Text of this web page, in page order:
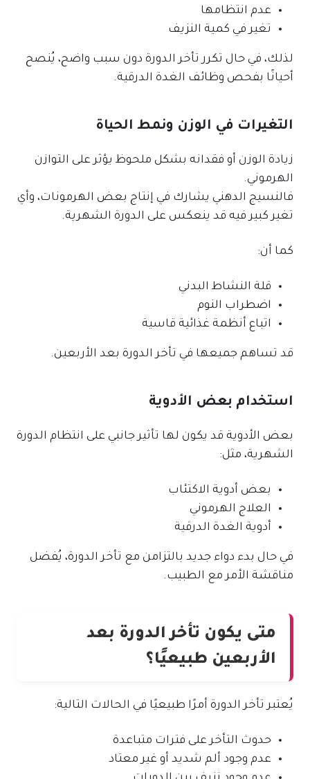
عدم انتظامها
تغير في كمية النزيف
لذلك، في حال تكرر تأخر الدورة دون سبب واضح، يُنصح
أحيانًا بفحص وظائف الغدة الدرقية.
التغيرات في الوزن ونمط الحياة
زيادة الوزن أو فقدانه بشكل ملحوظ يؤثر على التوازن
الهرموني.
فالنسيج الدهني يشارك في إنتاج بعض الهرمونات، وأي
تغير كبير فيه قد ينعكس على الدورة الشهرية.
كما أن:
قلة النشاط البدني
اضطراب النوم
اتباع أنظمة غذائية قاسية
قد تساهم جميعها في تأخر الدورة بعد الأربعين.
استخدام بعض الأدوية
بعض الأدوية قد يكون لها تأثير جانبي على انتظام الدورة
الشهرية، مثل:
بعض أدوية الاكتئاب
العلاج الهرموني
أدوية الغدة الدرقية
في حال بدء دواء جديد بالتزامن مع تأخر الدورة، يُفضل
مناقشة الأمر مع الطبيب.
متى يكون تأخر الدورة بعد
الأربعين طبيعيًا؟
يُعتبر تأخر الدورة أمرًا طبيعيًا في الحالات التالية:
حدوث التأخر على فترات متباعدة
عدم وجود ألم شديد أو غير معتاد